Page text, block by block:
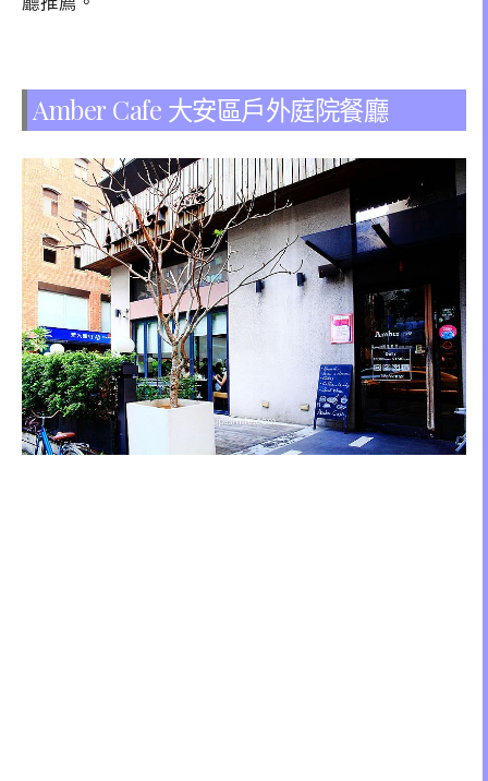
Amber Cafe 大安區戶外庭院餐廳